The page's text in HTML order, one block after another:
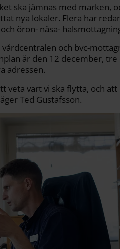
ska jämnas med marken,
nya lokaler. Flera har
öron- näsa-
och bvc-
är den 12 december,
adressen.
veta vart vi ska flytta, och
Ted Gustafsson.